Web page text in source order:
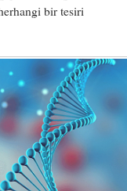
bir tesiri